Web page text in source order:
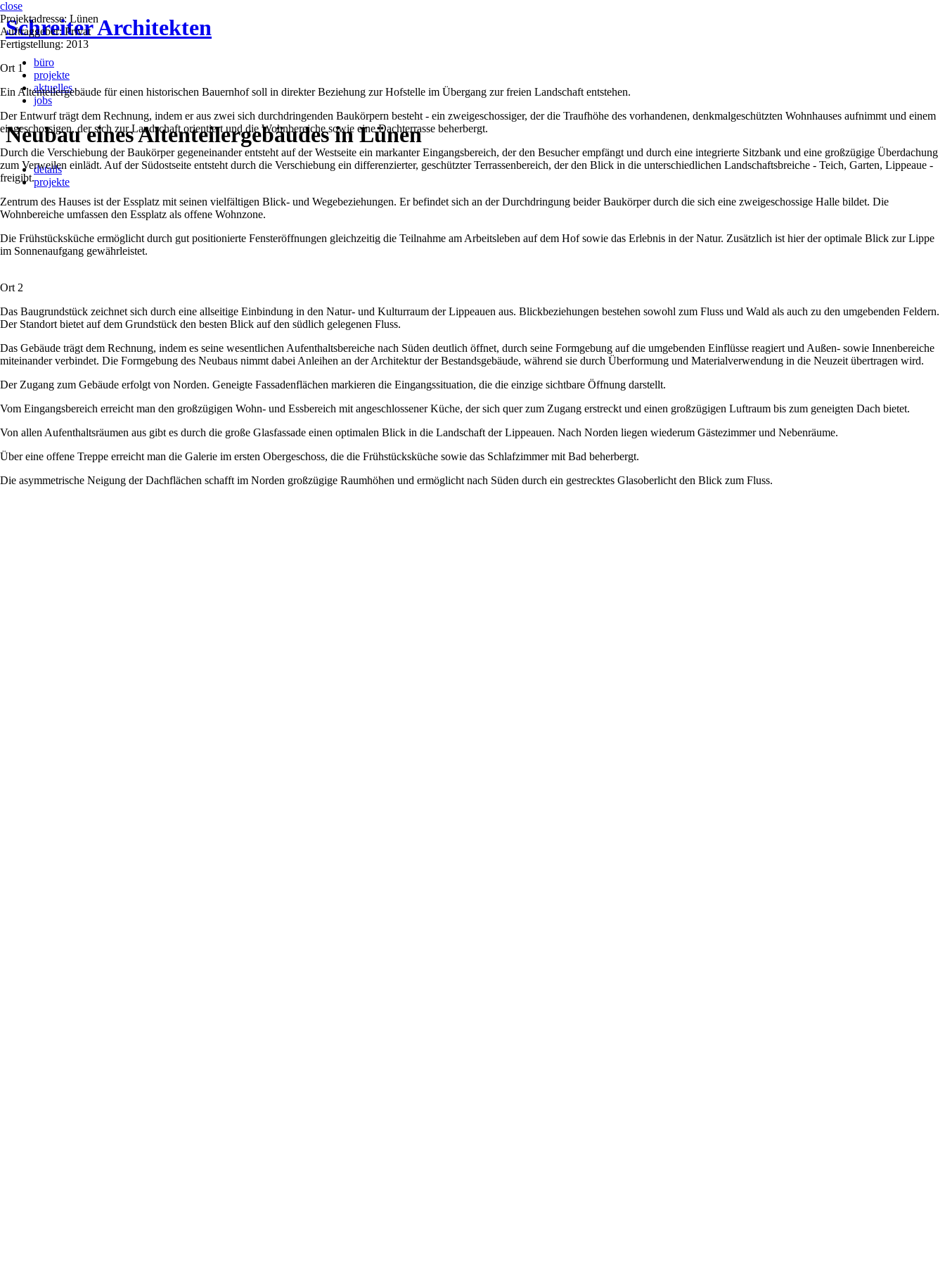
Schreiter Architekten
büro
projekte
aktuelles
jobs
Neubau eines Altenteilergebäudes in Lünen
details
projekte
close
Projektadresse: Lünen
Auftraggeber: Privat
Fertigstellung: 2013
Ort 1
Ein Altenteilergebäude für einen historischen Bauernhof soll in direkter Beziehung zur Hofstelle im Übergang zur freien Landschaft entstehen.
Der Entwurf trägt dem Rechnung, indem er aus zwei sich durchdringenden Baukörpern besteht - ein zweigeschossiger, der die Traufhöhe des vorhandenen, denkmalgeschützten Wohnhauses aufnimmt und einem
eingeschossigen, der sich zur Landschaft orientiert und die Wohnbereiche sowie eine Dachterrasse beherbergt.
Durch die Verschiebung der Baukörper gegeneinander entsteht auf der Westseite ein markanter Eingangsbereich, der den Besucher empfängt und durch eine integrierte Sitzbank und eine großzügige Überdachung
zum Verweilen einlädt. Auf der Südostseite entsteht durch die Verschiebung ein differenzierter, geschützter Terrassenbereich, der den Blick in die unterschiedlichen Landschaftsbreiche - Teich, Garten, Lippeaue -
freigibt.
Zentrum des Hauses ist der Essplatz mit seinen vielfältigen Blick- und Wegebeziehungen. Er befindet sich an der Durchdringung beider Baukörper durch die sich eine zweigeschossige Halle bildet. Die
Wohnbereiche umfassen den Essplatz als offene Wohnzone.
Die Frühstücksküche ermöglicht durch gut positionierte Fensteröffnungen gleichzeitig die Teilnahme am Arbeitsleben auf dem Hof sowie das Erlebnis in der Natur. Zusätzlich ist hier der optimale Blick zur Lippe
im Sonnenaufgang gewährleistet.
Ort 2
Das Baugrundstück zeichnet sich durch eine allseitige Einbindung in den Natur- und Kulturraum der Lippeauen aus. Blickbeziehungen bestehen sowohl zum Fluss und Wald als auch zu den umgebenden Feldern.
Der Standort bietet auf dem Grundstück den besten Blick auf den südlich gelegenen Fluss.
Das Gebäude trägt dem Rechnung, indem es seine wesentlichen Aufenthaltsbereiche nach Süden deutlich öffnet, durch seine Formgebung auf die umgebenden Einflüsse reagiert und Außen- sowie Innenbereiche
miteinander verbindet. Die Formgebung des Neubaus nimmt dabei Anleihen an der Architektur der Bestandsgebäude, während sie durch Überformung und Materialverwendung in die Neuzeit übertragen wird.
Der Zugang zum Gebäude erfolgt von Norden. Geneigte Fassadenflächen markieren die Eingangssituation, die die einzige sichtbare Öffnung darstellt.
Vom Eingangsbereich erreicht man den großzügigen Wohn- und Essbereich mit angeschlossener Küche, der sich quer zum Zugang erstreckt und einen großzügigen Luftraum bis zum geneigten Dach bietet.
Von allen Aufenthaltsräumen aus gibt es durch die große Glasfassade einen optimalen Blick in die Landschaft der Lippeauen. Nach Norden liegen wiederum Gästezimmer und Nebenräume.
Über eine offene Treppe erreicht man die Galerie im ersten Obergeschoss, die die Frühstücksküche sowie das Schlafzimmer mit Bad beherbergt.
Die asymmetrische Neigung der Dachflächen schafft im Norden großzügige Raumhöhen und ermöglicht nach Süden durch ein gestrecktes Glasoberlicht den Blick zum Fluss.